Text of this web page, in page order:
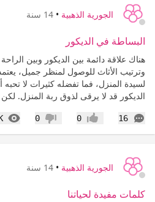
الجورية الذهبية • 14 سنة
البساطة في الديكور
هناك علاقة دائمة بين الديكور وبين
وترتيب الأثاث للوصول لمنظر جميل،
لسيدة المنزل، فما تفضله كثيرات لا
الديكور قد لا يرقى لذوق ربة المنزل.
16
التعليقات إعجاب0 عدم إعجاب
0
الجورية الذهبية • 14 سنة
كلمات مفيدة لحياتنا